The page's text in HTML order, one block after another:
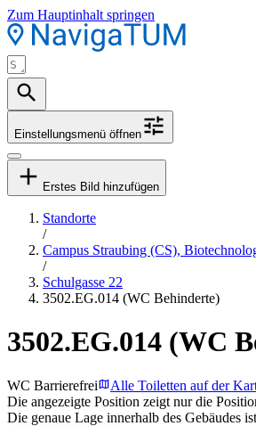
Zum Hauptinhalt springen
Einstellungsmenü öffnen
Erstes Bild hinzufügen
Standorte
/
Campus Straubing (CS),
/
Schulgasse 22
3502.EG.014 (WC Behinderte)
3502.EG.014 (WC
WC Barrierefrei
Alle Toiletten auf der
Die angezeigte Position zeigt nur die
Die genaue Lage innerhalb des Gebäudes